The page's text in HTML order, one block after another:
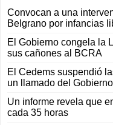
Convocan a una
Belgrano por infancias
El Gobierno congela la
sus cañones al BCRA
El Cedems suspendió
un llamado del Gobierno
Un informe revela que
cada 35 horas